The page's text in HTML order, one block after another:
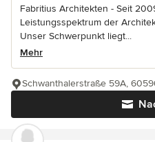
Fabritius Architekten - Seit
Leistungsspektrum der
Unser Schwerpunkt liegt...
Mehr
Schwanthalerstraße 59A,